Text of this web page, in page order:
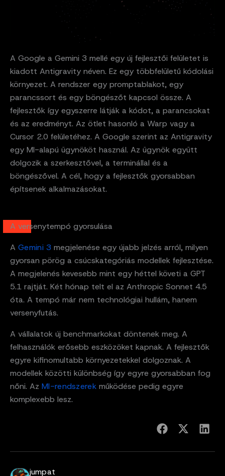
A Google a Gemini 3 mellé egy új fejlesztői felületet is
kiadott Antigravity néven. Ez egy többfelületű kódolási
környezet. A rendszer egy promptablakot, egy
parancssort és egy böngészőt kapcsol össze. A
fejlesztők így egyszerre látják a kódot, a parancsokat
és az eredményt. Az ötlet hasonló a Warp vagy a
Cursor 2.0 felületéhez. A Google szerint az Antigravity
egy MI-alapú ügynököt használ. Az ügynök együtt
dolgozik a szerkesztővel, a terminállal és a
böngészővel. A cél, hogy a fejlesztők gyorsabban
építsenek alkalmazásokat.
A versenytempó gyorsulása
A Gemini 3 megjelenése egy újabb jelzés arról, milyen
gyorsan pörög a csúcskategóriás modellek fejlesztése.
A megjelenés kevesebb mint egy héttel követi a GPT
5.1 rajtját. Két hónap telt el az Anthropic Sonnet 4.5
óta. A tempó már nem technológiai hullám, hanem
versenyfutás.
A vállalatok új benchmarkokat döntenek meg. A
felhasználók erősebb eszközöket kapnak. A fejlesztők
egyre kifinomultabb környezetekkel dolgoznak. A
modellek közötti különbség így egyre gyorsabban fog
nőni. Az MI-rendszerekműködése pedig egyre
komplexebb lesz.
jumpat